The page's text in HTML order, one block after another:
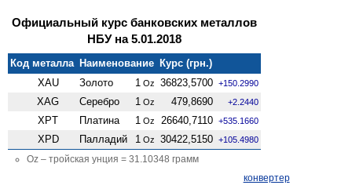
Официальный курс банковских металлов
НБУ на 5.01.2018
Код металла Наименование Курс (грн.)
XAU
Золото 1 Oz 36823,5700 +150.2990
XAG Серебро 1 Oz 479,8690 +2.2440
XPT Платина 1 Oz 26640,7110 +535.1660
XPD Палладий 1 Oz 30422,5150 +105.4980
Oz – тройская унция = 31.10348 грамм
конвертер